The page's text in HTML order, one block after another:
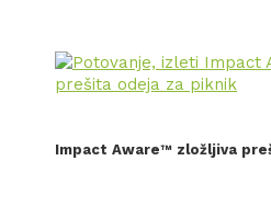
Impact Aware™ zložljiva